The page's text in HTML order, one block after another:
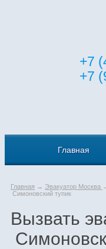
+7
+7
Главная
Главная → Эвакуатор Москва
Симоновский тупик
Вызвать